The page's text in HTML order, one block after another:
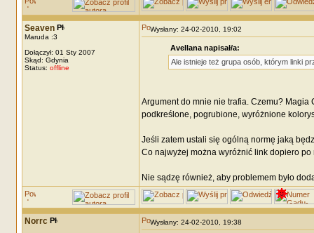
Seaven
Maruda :3
Dołączył: 01 Sty 2007
Skąd: Gdynia
Status: offline
Wysłany: 24-02-2010, 19:02
Avellana napisał/a:
Ale istnieje też grupa osób, którym linki
Argument do mnie nie trafia. Czemu?
podkreślone, pogrubione, wyróżnione
Jeśli zatem ustali się ogólną normę jaką
Co najwyżej można wyróżnić link dopiero
Nie sądzę również, aby problemem było
Norrc Wysłany: 24-02-2010, 19:38